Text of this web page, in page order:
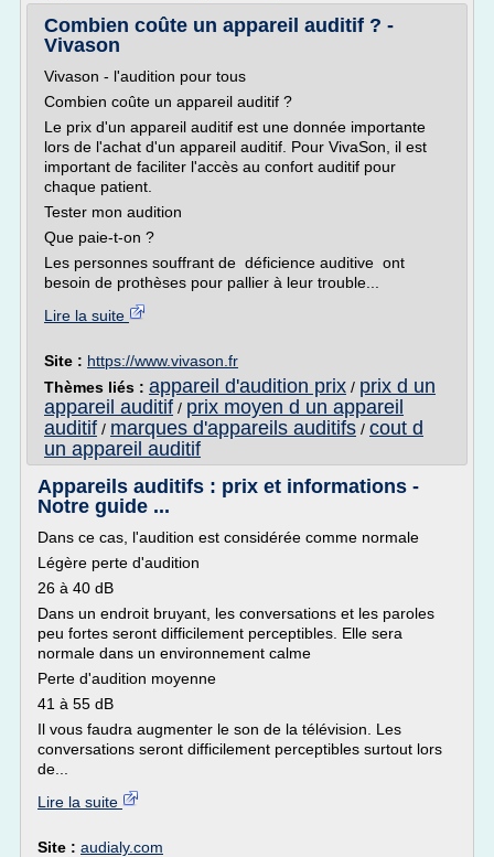
Combien coûte un appareil auditif ? -
Vivason
Vivason - l'audition pour tous
Combien coûte un appareil auditif ?
Le prix d'un appareil auditif est une donnée importante
lors de l'achat d'un appareil auditif. Pour VivaSon, il est
important de faciliter l'accès au confort auditif pour
chaque patient.
Tester mon audition
Que paie-t-on ?
Les personnes souffrant de déficience auditive ont
besoin de prothèses pour pallier à leur trouble...
Lire la suite
Site : https://www.vivason.fr
Thèmes liés : appareil d'audition prix / prix d un
appareil auditif / prix moyen d un appareil
auditif / marques d'appareils auditifs / cout d
un appareil auditif
Appareils auditifs : prix et informations -
Notre guide ...
Dans ce cas, l'audition est considérée comme normale
Légère perte d'audition
26 à 40 dB
Dans un endroit bruyant, les conversations et les paroles
peu fortes seront difficilement perceptibles. Elle sera
normale dans un environnement calme
Perte d'audition moyenne
41 à 55 dB
Il vous faudra augmenter le son de la télévision. Les
conversations seront difficilement perceptibles surtout lors
de...
Lire la suite
Site : audialy.com